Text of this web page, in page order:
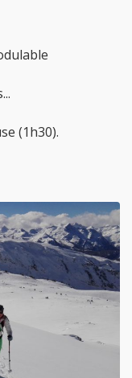
(1h30).